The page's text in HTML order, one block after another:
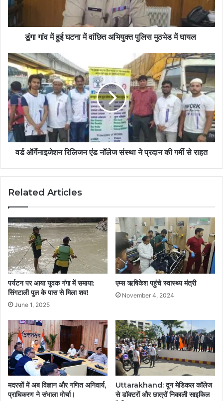
डूंगा गांव में हुई घटना में वांछित अभियुक्त पुलिस मुठभेड में घायल
वर्ड ऑर्गेनाइजेशन रिलिजन एंड नॉलेज संस्था ने प्रदान की गर्मी से राहत
Related Articles
पर्यटन पर आया युवक गंगा में समाया:
सिंगटाली पुल के पास से मिला शव!
June 1, 2025
एम्स ऋषिकेश पहुंचे स्वास्थ्य मंत्री
November 4, 2024
मदरसों में अब विज्ञान और गणित अनिवार्य,
प्राधिकरण ने संभाला मोर्चा।
Uttarakhand: दून मेडिकल कॉलेज
से डॉक्टरों और छात्रों निकाली साइकिल